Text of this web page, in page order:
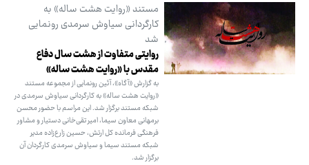
مستند «روایت هشت ساله» به
کارگردانی سیاوش سرمدی رونمایی
شد
روایتی متفاوت از هشت سال دفاع
مقدس با «روایت هشت ساله»
به گزارش «آگاه»، آئین رونمایی از مجموعه مستند
«روایت هشت ساله» به کارگردانی سیاوش سرمدی در
شبکه مستند برگزار شد. این مراسم با حضور محسن
برمهانی معاون سیما، امیر تقی‌خانی دستیار و مشاور
فرهنگی فرمانده کل ارتش، حسین زارع‌زاده مدیر
شبکه مستند سیما و سیاوش سرمدی کارگردان آن
برگزار شد.